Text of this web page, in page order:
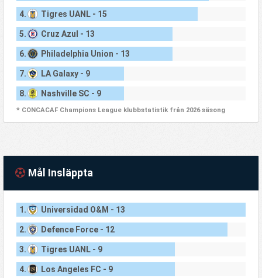
4. Tigres UANL - 15
5. Cruz Azul - 13
6. Philadelphia Union - 13
7. LA Galaxy - 9
8. Nashville SC - 9
* CONCACAF Champions League klubbstatistik från 2026 säsong
Mål Insläppta
1. Universidad O&M - 13
2. Defence Force - 12
3. Tigres UANL - 9
4. Los Angeles FC - 9